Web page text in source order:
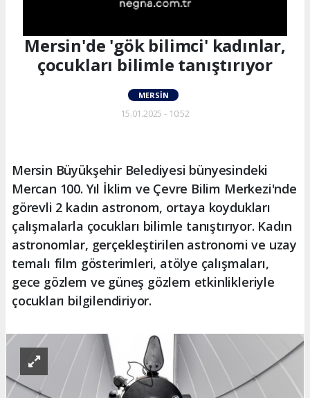
Mersin'de 'gök bilimci' kadınlar,
çocukları bilimle tanıştırıyor
MERSIN
15.01.2025 - 10:52
Mersin Büyükşehir Belediyesi bünyesindeki
Mercan 100. Yıl İklim ve Çevre Bilim Merkezi'nde
görevli 2 kadın astronom, ortaya koydukları
çalışmalarla çocukları bilimle tanıştırıyor. Kadın
astronomlar, gerçekleştirilen astronomi ve uzay
temalı film gösterimleri, atölye çalışmaları,
gece gözlem ve güneş gözlem etkinlikleriyle
çocukları bilgilendiriyor.